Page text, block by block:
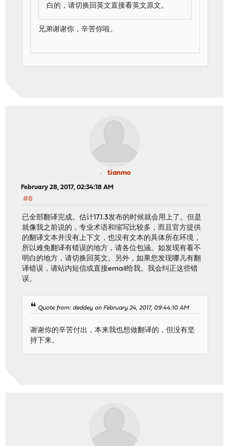
白的，请切换回英文直接看英文原文。
兄弟谢谢你，辛苦你啦。
tianmo
February 28, 2017, 02:34:18 AM
#6
已全部翻译完成。估计17.1.3发布的时候就会用上了。但是
就像我之前说的，专业术语和缩写比较多，而且官方提供
的翻译文本并没有上下文，也没有文本的具体所在环境，
所以难免翻译有错误的地方，请各位包涵。如发现有看不
明白的地方，请切换回英文。另外，如果您发现哪儿有翻
译错误，请站内短信或直接email给我。我会纠正这些错
误。
Quote from: deddey on February 24, 2017, 09:44:10 AM
谢谢你的辛苦付出，本来我也想做翻译的，但没有坚
持下来。